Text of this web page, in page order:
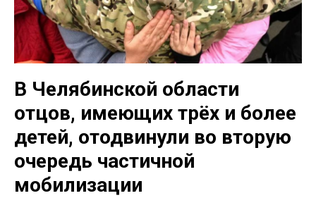
В Челябинской области
отцов, имеющих трёх и более
детей, отодвинули во вторую
очередь частичной
мобилизации